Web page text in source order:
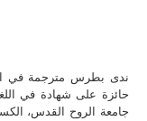
ندى بطرس مترجمة في
حائزة على شهادة في
جامعة الروح القدس،